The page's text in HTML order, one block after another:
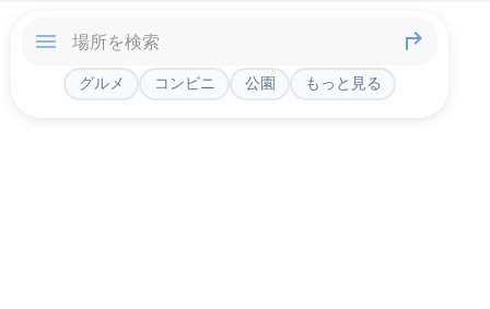
グルメ コンビニ 公園 もっと見る